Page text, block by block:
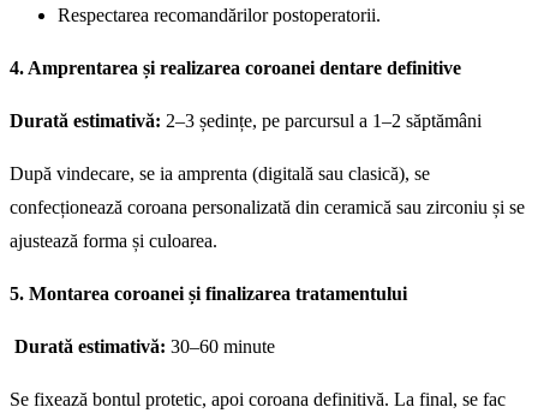
Respectarea recomandărilor postoperatorii.
4. Amprentarea și realizarea coroanei dentare definitive
Durată estimativă: 2–3 ședințe, pe parcursul a 1–2 săptămâni
După vindecare, se ia amprenta (digitală sau clasică), se
confecționează coroana personalizată din ceramică sau zirconiu și se
ajustează forma și culoarea.
5. Montarea coroanei și finalizarea tratamentului
Durată estimativă: 30–60 minute
Se fixează bontul protetic, apoi coroana definitivă. La final, se fac